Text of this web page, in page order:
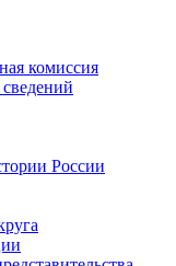
комиссия
России